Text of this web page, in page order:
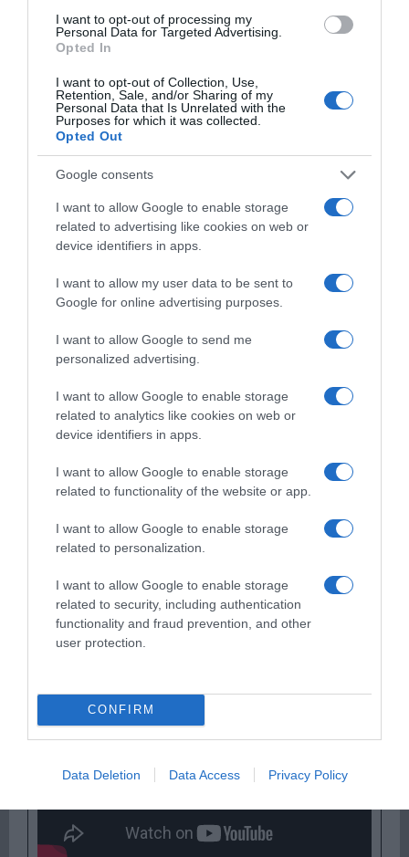
I want to opt-out of processing my
Personal Data for Targeted Advertising.
Opted In
I want to opt-out of Collection, Use,
Retention, Sale, and/or Sharing of my
Personal Data that Is Unrelated with the
Purposes for which it was collected.
Opted Out
Google consents
I want to allow Google to enable storage
related to advertising like cookies on web or
device identifiers in apps.
I want to allow my user data to be sent to
Google for online advertising purposes.
I want to allow Google to send me
personalized advertising.
I want to allow Google to enable storage
related to analytics like cookies on web or
device identifiers in apps.
I want to allow Google to enable storage
related to functionality of the website or app.
I want to allow Google to enable storage
related to personalization.
I want to allow Google to enable storage
related to security, including authentication
functionality and fraud prevention, and other
user protection.
CONFIRM
Data Deletion Data Access Privacy Policy
ΛΟΓΑΡΙΑΣΜΟΣ - ΛΙΟΛΙΟΥ ΚΑΤΕΡΙΝΑ
ΔΕΥΤΕΡΑ – ΡΕΜΟΣ ΑΝΤΩΝΗΣ
Παρακαλώ Περιμένετε...
ΕΞΑΙΡΕΣΗ – ΒΙΣΣΗ ΑΝΝΑ